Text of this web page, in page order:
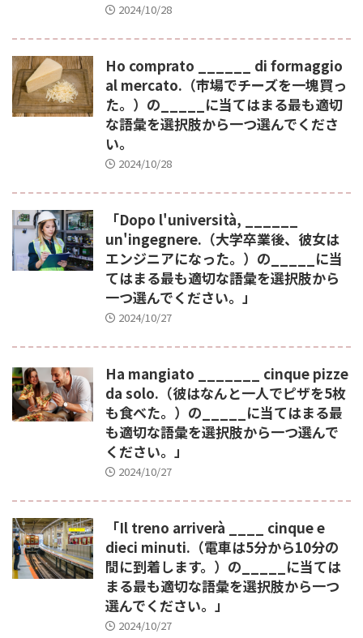
2024/10/28
Ho comprato ______ di formaggio
al mercato.（市場でチーズを一塊買っ
た。）の_____に当てはまる最も適切
な語彙を選択肢から一つ選んでくださ
い。
2024/10/28
「Dopo l'università, ______
un'ingegnere.（大学卒業後、彼女は
エンジニアになった。）の_____に当
てはまる最も適切な語彙を選択肢から
一つ選んでください。」
2024/10/27
Ha mangiato _______ cinque pizze
da solo.（彼はなんと一人でピザを5枚
も食べた。）の_____に当てはまる最
も適切な語彙を選択肢から一つ選んで
ください。」
2024/10/27
「Il treno arriverà ____ cinque e
dieci minuti.（電車は5分から10分の
間に到着します。）の_____に当ては
まる最も適切な語彙を選択肢から一つ
選んでください。」
2024/10/27